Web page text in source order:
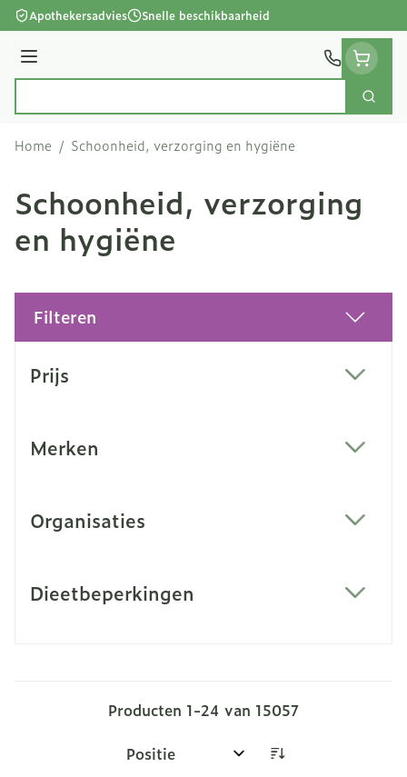
Ga naar de inhoud
Apothekersadvies Snelle beschikbaarheid
Menu
Zoek
Home / Schoonheid, verzorging en hygiëne
Schoonheid, verzorging
en hygiëne
Filteren
Prijs
Merken
Organisaties
Dieetbeperkingen
Producten 1-24 van 15057
Sorteer op: